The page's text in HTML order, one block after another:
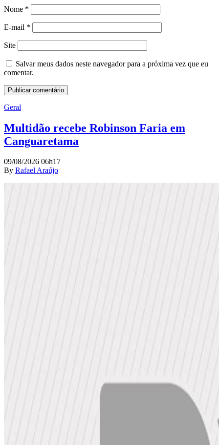
Nome *
E-mail *
Site
Salvar meus dados neste navegador para a próxima vez que eu
comentar.
Geral
Multidão recebe Robinson Faria em
Canguaretama
09/08/2026 06h17
By Rafael Araújo